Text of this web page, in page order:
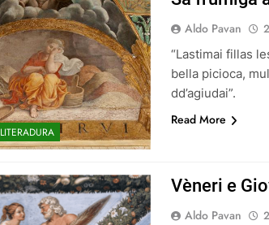
LITERADURA
Aldo Pavan
“Lastimai fillas
bella picioca,
dd’agiudai”.
Read More
Vèneri e
Aldo Pavan